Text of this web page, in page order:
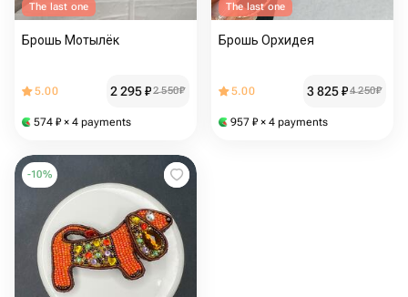
The last one
Брошь Мотылёк
5.00 2 295₽2 550₽
574 ₽ × 4 payments
The last one
Брошь Орхидея
5.00 3 825₽4 250₽
957 ₽ × 4 payments
-10%